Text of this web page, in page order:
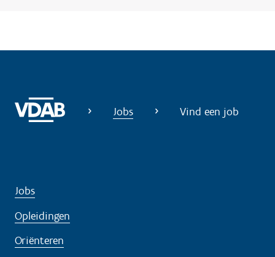
o
Jobs Vind een job
Jobs
Opleidingen
Oriënteren